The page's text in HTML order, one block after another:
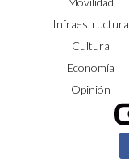
Infraestructura
Cultura
Economía
Opinión